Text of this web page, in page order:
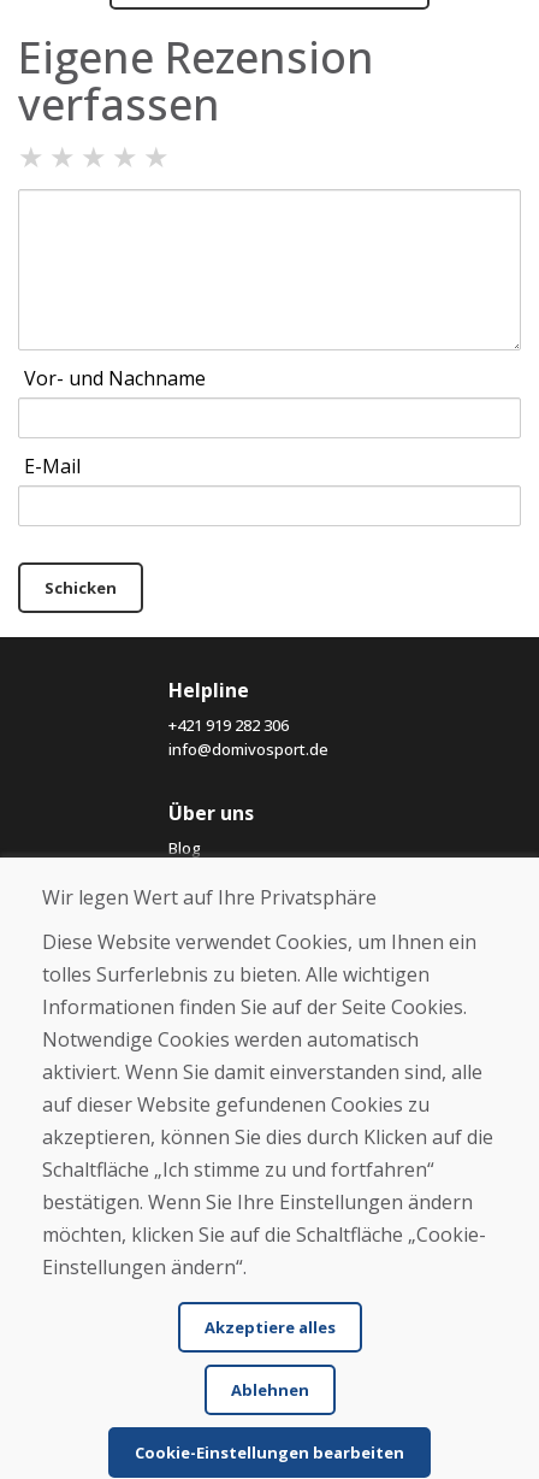
Eigene Rezension
verfassen
★ ★ ★ ★ ★
Vor- und Nachname
E-Mail
Schicken
Helpline
+421 919 282 306
info@domivosport.de
Über uns
Blog
Geschäft
Kaufen
E-Shop
Impressum
Geschäftsbedingungen
Zahlung
Beschwerde
Rückgabe und Umtausch von Waren
Cookies
© DOMIVOSPORT 2026, Alle Rechte vorbehalten
Wir legen Wert auf Ihre Privatsphäre
Diese Website verwendet Cookies, um Ihnen ein
tolles Surferlebnis zu bieten. Alle wichtigen
Informationen finden Sie auf der Seite Cookies.
Notwendige Cookies werden automatisch
aktiviert. Wenn Sie damit einverstanden sind, alle
auf dieser Website gefundenen Cookies zu
akzeptieren, können Sie dies durch Klicken auf die
Schaltfläche „Ich stimme zu und fortfahren“
bestätigen. Wenn Sie Ihre Einstellungen ändern
möchten, klicken Sie auf die Schaltfläche „Cookie-
Einstellungen ändern“.
Akzeptiere alles
Ablehnen
Cookie-Einstellungen bearbeiten